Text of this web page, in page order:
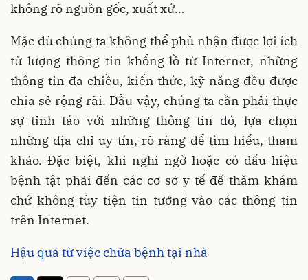
không rõ nguồn gốc, xuất xứ…
Mặc dù chúng ta không thể phủ nhận được lợi ích
từ lượng thông tin khổng lồ từ Internet, những
thông tin đa chiều, kiến thức, kỹ năng đều được
chia sẻ rộng rãi. Dẫu vậy, chúng ta cần phải thực
sự tỉnh táo với những thông tin đó, lựa chọn
những địa chỉ uy tín, rõ ràng để tìm hiểu, tham
khảo. Đặc biệt, khi nghi ngờ hoặc có dấu hiệu
bệnh tật phải đến các cơ sở y tế để thăm khám
chứ không tùy tiện tin tưởng vào các thông tin
trên Internet.
Hậu quả từ việc chữa bệnh tại nhà